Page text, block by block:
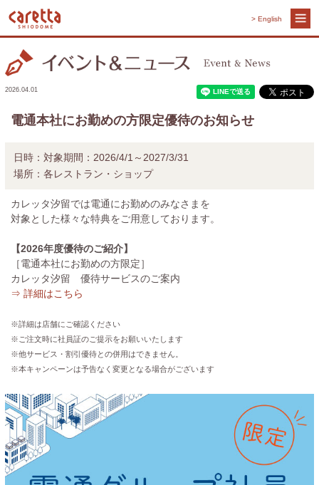
> English
2026.04.01
電通本社にお勤めの方限定優待のお知らせ
日時： 対象期間：2026/4/1～2027/3/31
場所： 各レストラン・ショップ
カレッタ汐留では電通にお勤めのみなさまを
対象とした様々な特典をご用意しております。
【2026年度優待のご紹介】
［電通本社にお勤めの方限定］
カレッタ汐留 優待サービスのご案内
⇒ 詳細はこちら
※詳細は店舗にご確認ください
※ご注文時に社員証のご提示をお願いいたします
※他サービス・割引優待との併用はできません。
※本キャンペーンは予告なく変更となる場合がございます